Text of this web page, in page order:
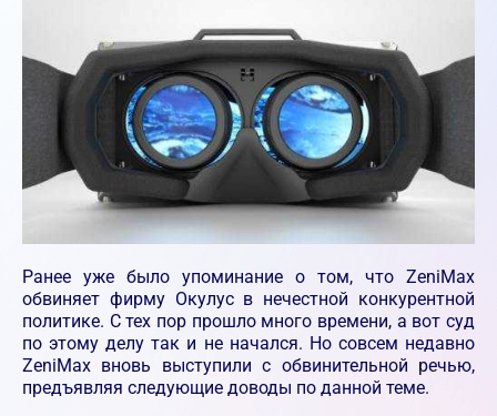
Ранее уже было упоминание о том, что ZeniMax
обвиняет фирму Окулус в нечестной конкурентной
политике. С тех пор прошло много времени, а вот суд
по этому делу так и не начался. Но совсем недавно
ZeniMax вновь выступили с обвинительной речью,
предъявляя следующие доводы по данной теме.